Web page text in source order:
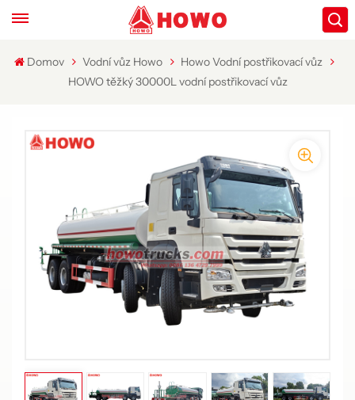
Domov Vodní vůz Howo
Howo Vodní postřikovací vůz
HOWO těžký 30000L vodní postřikovací vůz